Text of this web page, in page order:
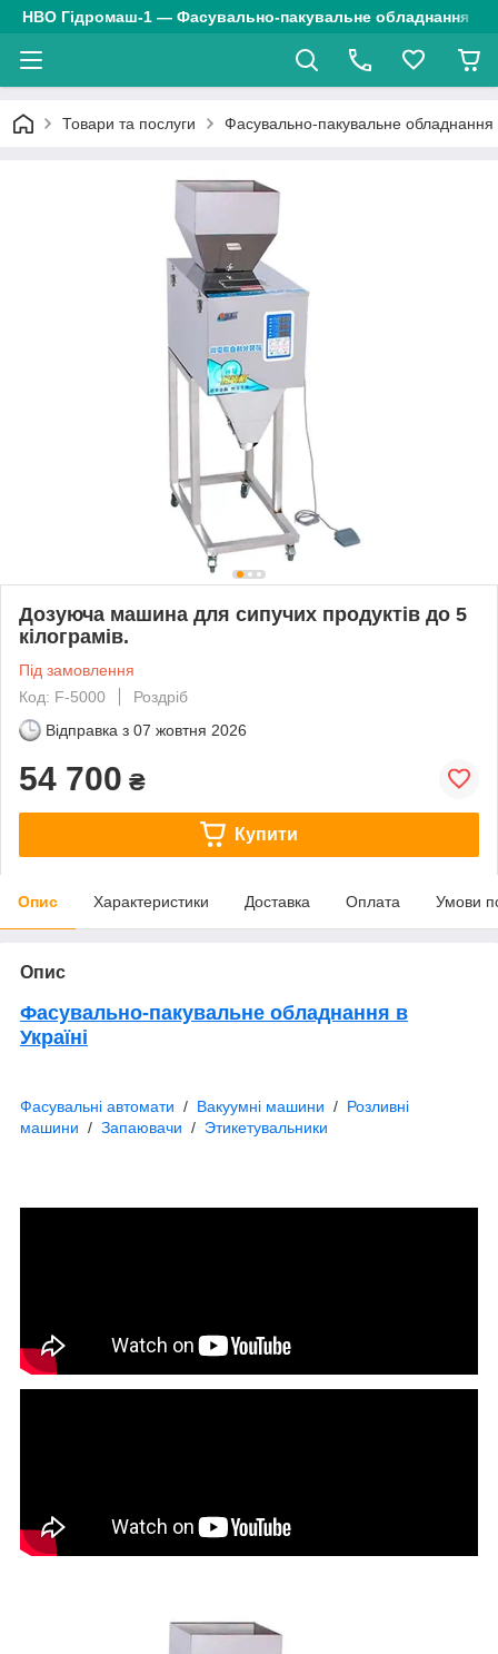
НВО Гідромаш-1 — Фасувально-пакувальне обладнання
Товари та послуги Фасувально-пакувальне обладнання
Дозуюча машина для сипучих продуктів до 5
кілограмів.
Під замовлення
Код: F-5000
Роздріб
Відправка з 07 жовтня 2026
54 700 ₴
Купити
Опис Характеристики Доставка Оплата Умови
Опис
Фасувально-пакувальне обладнання в
Україні
Фасувальні автомати / Вакуумні машини / Розливні
машини / Запаювачи / Этикетувальники